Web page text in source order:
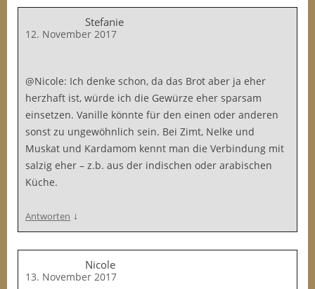
Stefanie
12. November 2017
@Nicole: Ich denke schon, da das Brot aber ja eher
herzhaft ist, würde ich die Gewürze eher sparsam
einsetzen. Vanille könnte für den einen oder anderen
sonst zu ungewöhnlich sein. Bei Zimt, Nelke und
Muskat und Kardamom kennt man die Verbindung mit
salzig eher – z.b. aus der indischen oder arabischen
Küche.
Antworten ↓
Nicole
13. November 2017